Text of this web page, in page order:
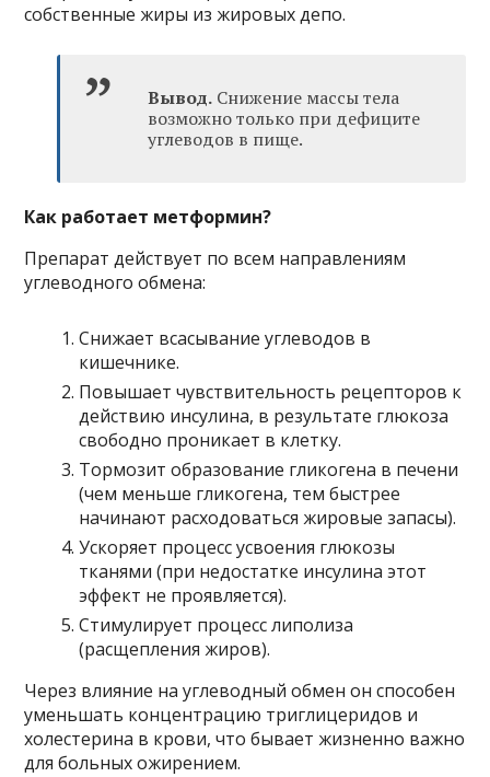
собственные жиры из жировых депо.
Вывод. Снижение массы тела
возможно только при дефиците
углеводов в пище.
Как работает метформин?
Препарат действует по всем направлениям
углеводного обмена:
Снижает всасывание углеводов в
кишечнике.
Повышает чувствительность рецепторов к
действию инсулина, в результате глюкоза
свободно проникает в клетку.
Тормозит образование гликогена в печени
(чем меньше гликогена, тем быстрее
начинают расходоваться жировые запасы).
Ускоряет процесс усвоения глюкозы
тканями (при недостатке инсулина этот
эффект не проявляется).
Стимулирует процесс липолиза
(расщепления жиров).
Через влияние на углеводный обмен он способен
уменьшать концентрацию триглицеридов и
холестерина в крови, что бывает жизненно важно
для больных ожирением.